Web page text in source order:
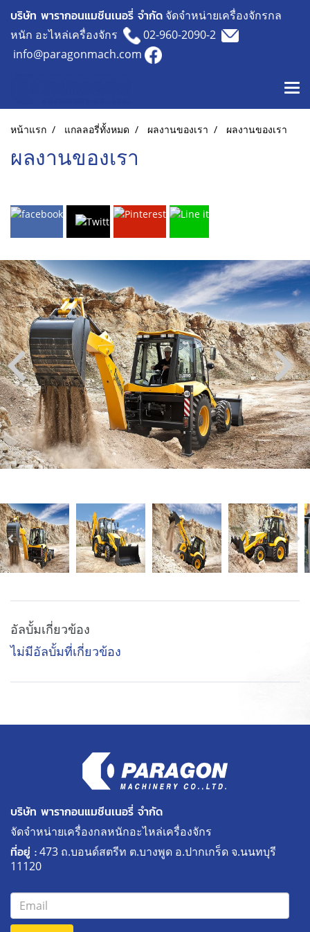
บริษัท พารากอนแมชีนเนอรี่ จำกัด จัดจำหน่ายเครื่องจักรกล
หนัก อะไหล่เครื่องจักร
02-960-2090-2
info@paragonmach.com
หน้าแรก แกลลอรี่ทั้งหมด ผลงานของเรา ผลงานของเรา
ผลงานของเรา
อัลบั้มเกี่ยวข้อง
ไม่มีอัลบั้มที่เกี่ยวข้อง
บริษัท พารากอนแมชีนเนอรี่ จำกัด
จัดจำหน่ายเครื่องกลหนักอะไหล่เครื่องจักร
ที่อยู่ :473 ถ.บอนด์สตรีท ต.บางพูด อ.ปากเกร็ด จ.นนทบุรี
11120